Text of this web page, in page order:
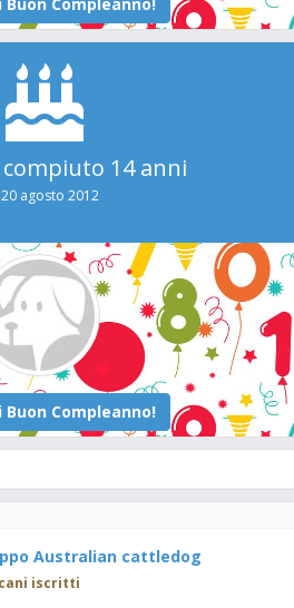
compiuto 14 anni
agosto 2012
Australian cattledog
iscritti